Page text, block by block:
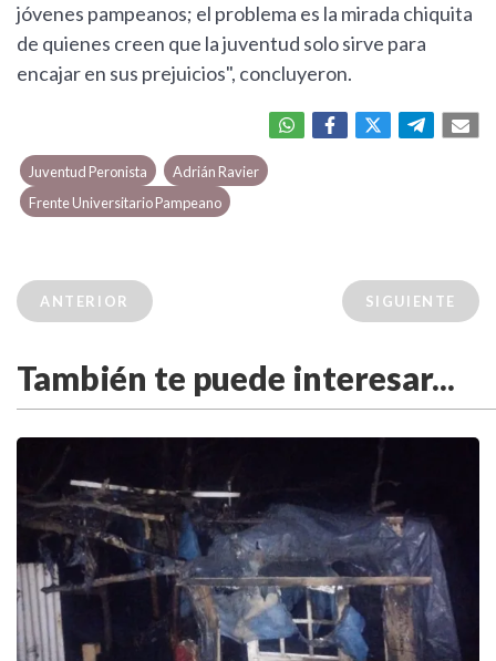
jóvenes pampeanos; el problema es la mirada chiquita
de quienes creen que la juventud solo sirve para
encajar en sus prejuicios", concluyeron.
Juventud Peronista
Adrián Ravier
Frente Universitario Pampeano
ANTERIOR SIGUIENTE
También te puede interesar...